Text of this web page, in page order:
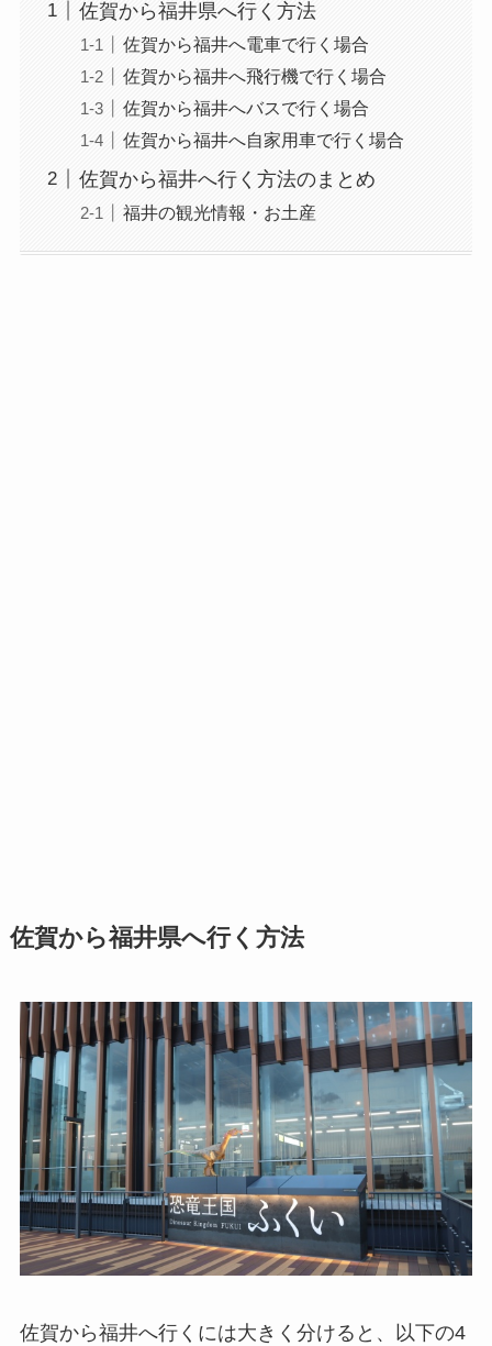
佐賀から福井県へ行く方法
佐賀から福井へ電車で行く場合
佐賀から福井へ飛行機で行く場合
佐賀から福井へバスで行く場合
佐賀から福井へ自家用車で行く場合
佐賀から福井へ行く方法のまとめ
福井の観光情報・お土産
佐賀から福井県へ行く方法
佐賀から福井へ行くには大きく分けると、以下の4